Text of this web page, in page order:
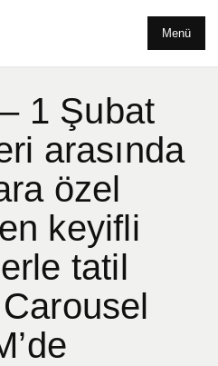
Menü
1 Şubat
arasında
özel
keyifli
tatil